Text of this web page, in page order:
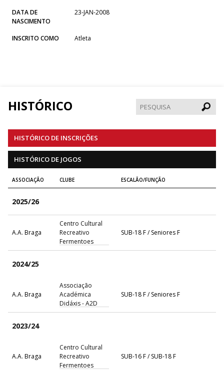
DATA DE
NASCIMENTO
23-JAN-2008
INSCRITO COMO Atleta
HISTÓRICO
HISTÓRICO DE INSCRIÇÕES
HISTÓRICO DE JOGOS
ASSOCIAÇÃO CLUBE ESCALÃO/FUNÇÃO
2025/26
A.A. Braga
Centro Cultural
Recreativo
Fermentoes
SUB-18 F / Seniores F
2024/25
A.A. Braga
Associação
Académica
Didáxis - A2D
SUB-18 F / Seniores F
2023/24
A.A. Braga
Centro Cultural
Recreativo
Fermentoes
SUB-16 F / SUB-18 F